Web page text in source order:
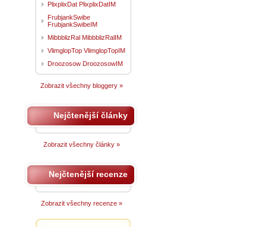
PlixplixDat PlixplixDatIM
FrubjankSwibe
FrubjankSwibeIM
MibbblizRal MibbblizRalIM
VlimglopTop VlimglopTopIM
Droozosow DroozosowIM
Zobrazit všechny bloggery »
Nejčtenější články
Zobrazit všechny články »
Nejčtenější recenze
Zobrazit všechny recenze »